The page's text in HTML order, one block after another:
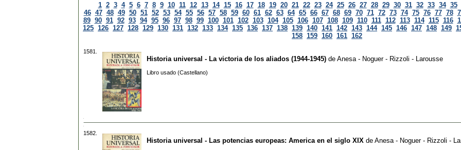
1 2 3 4 5 6 7 8 9 10 11 12 13 14 15 16 17 18 19 20 21 22 23 24 25 26 27 28 29 30 31 32 33 34 35
46 47 48 49 50 51 52 53 54 55 56 57 58 59 60 61 62 63 64 65 66 67 68 69 70 71 72 73 74 75 76 77 78
89 90 91 92 93 94 95 96 97 98 99 100 101 102 103 104 105 106 107 108 109 110 111 112 113 114 115 116
125 126 127 128 129 130 131 132 133 134 135 136 137 138 139 140 141 142 143 144 145 146 147 148 149
158 159 160 161 162
1581.
Historia universal - La victoria de los aliados (1944-1945) de Anesa - Noguer - Rizzoli - Larousse
Libro usado (Castellano)
1582.
Historia universal - Las potencias europeas: America en el siglo XIX de Anesa - Noguer - Rizzoli -